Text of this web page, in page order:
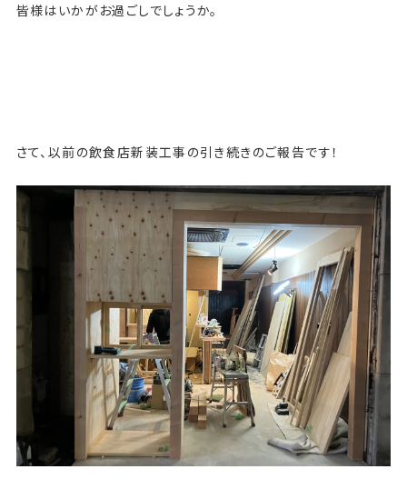
皆様はいかがお過ごしでしょうか。
さて、以前の飲食店新装工事の引き続きのご報告です！